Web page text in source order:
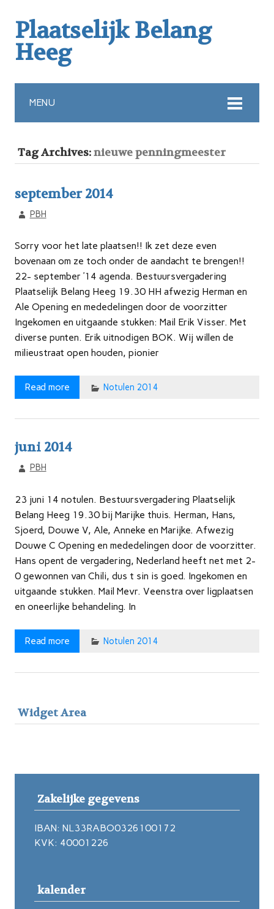
Plaatselijk Belang
Heeg
MENU
Tag Archives:nieuwe penningmeester
september 2014
PBH
Sorry voor het late plaatsen!! Ik zet deze even
bovenaan om ze toch onder de aandacht te brengen!!
22- september ’14 agenda. Bestuursvergadering
Plaatselijk Belang Heeg 19.30 HH afwezig Herman en
Ale Opening en mededelingen door de voorzitter
Ingekomen en uitgaande stukken: Mail Erik Visser. Met
diverse punten. Erik uitnodigen BOK. Wij willen de
milieustraat open houden, pionier
Read more Notulen 2014
juni 2014
PBH
23 juni 14 notulen. Bestuursvergadering Plaatselijk
Belang Heeg 19.30 bij Marijke thuis. Herman, Hans,
Sjoerd, Douwe V, Ale, Anneke en Marijke. Afwezig
Douwe C Opening en mededelingen door de voorzitter.
Hans opent de vergadering, Nederland heeft net met 2-
0 gewonnen van Chili, dus t sin is goed. Ingekomen en
uitgaande stukken. Mail Mevr. Veenstra over ligplaatsen
en oneerlijke behandeling. In
Read more Notulen 2014
Widget Area
Zakelijke gegevens
IBAN: NL33RABO0326100172
KVK: 40001226
kalender